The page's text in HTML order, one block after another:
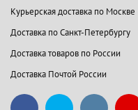
Курьерская доставка по Москве
Доставка по Санкт-Петербургу
Доставка товаров по России
Доставка Почтой России